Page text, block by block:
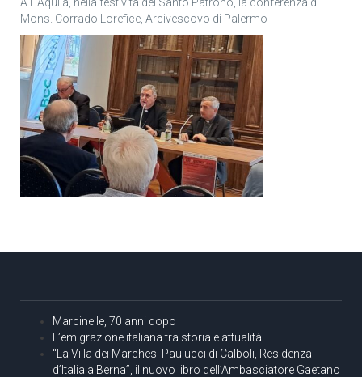
Mons. Corrado Lorefice, Arcivescovo di Palermo
Marcinelle, 70 anni dopo
L’emigrazione italiana tra storia e attualità
“La Villa dei Marchesi Paulucci di Calboli, Residenza
d’Italia a Berna”, il nuovo libro dell’Ambasciatore Gaetano